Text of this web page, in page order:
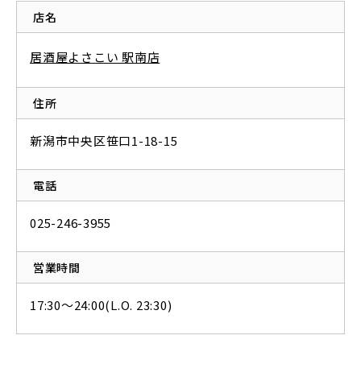
店名
居酒屋よさこい 駅南店
住所
新潟市中央区笹口1-18-15
電話
025-246-3955
営業時間
17:30～24:00(L.O. 23:30)